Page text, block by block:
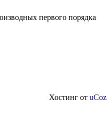
первого порядка
Хостинг от uCoz